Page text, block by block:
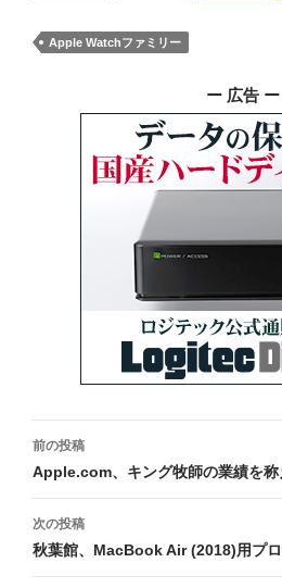
Apple Watchファミリー
ー 広告 ー
投
稿
ナ
ビ
前の投稿
Apple.com、キング牧師の業績を称
次の投稿
秋葉館、MacBook Air (2018)用プ